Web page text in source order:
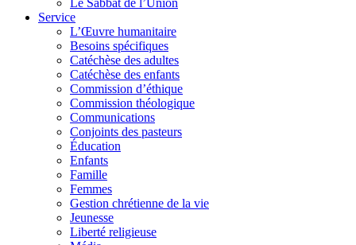
Le Sabbat de l’Union
Service
L’Œuvre humanitaire
Besoins spécifiques
Catéchèse des adultes
Catéchèse des enfants
Commission d’éthique
Commission théologique
Communications
Conjoints des pasteurs
Éducation
Enfants
Famille
Femmes
Gestion chrétienne de la vie
Jeunesse
Liberté religieuse